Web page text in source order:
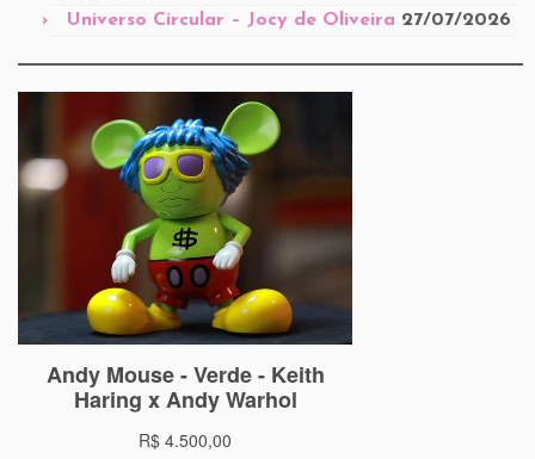
Universo Circular – Jocy de Oliveira 27/07/2026